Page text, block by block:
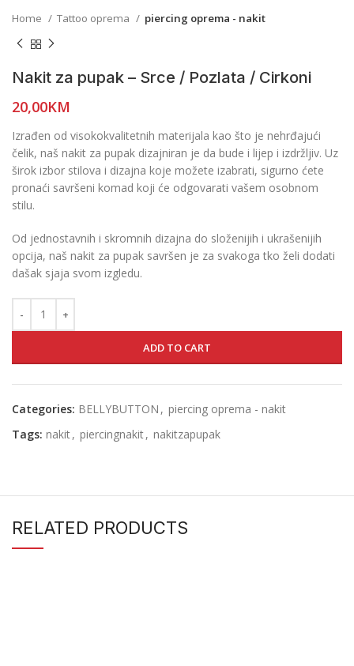
Home Tattoo oprema piercing oprema - nakit
Nakit za pupak – Srce / Pozlata / Cirkoni
20,00KM
Izrađen od visokokvalitetnih materijala kao što je nehrđajući
čelik, naš nakit za pupak dizajniran je da bude i lijep i izdržljiv. Uz
širok izbor stilova i dizajna koje možete izabrati, sigurno ćete
pronaći savršeni komad koji će odgovarati vašem osobnom
stilu.
Od jednostavnih i skromnih dizajna do složenijih i ukrašenijih
opcija, naš nakit za pupak savršen je za svakoga tko želi dodati
dašak sjaja svom izgledu.
ADD TO CART
Categories: BELLYBUTTON , piercing oprema - nakit
Tags: nakit, piercingnakit, nakitzapupak
RELATED PRODUCTS